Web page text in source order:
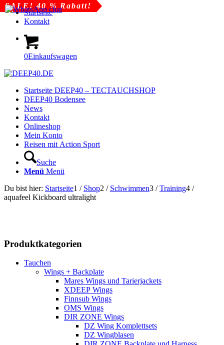
Startseite
Kontakt
0Einkaufswagen
Startseite DEEP40 – TECTAUCHSHOP
DEEP40 Bodensee
News
Kontakt
Onlineshop
Mein Konto
Reisen mit Action Sport
Suche
Menü Menü
Du bist hier: Startseite1 / Shop2 / Schwimmen3 / Training4 /
aquafeel Kickboard ultralight
Produktkategorien
Tauchen
Wings + Backplate
Mares Wings und Tarierjackets
XDEEP Wings
Finnsub Wings
OMS Wings
DIR ZONE Wings
DZ Wing Komplettsets
DZ Wingblasen
SALE! 16 % Rabatt!
SALE! 40 % Rabatt!
SALE! 40 % Rabatt!